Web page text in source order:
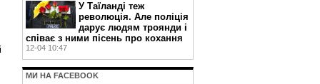
У Таїланді теж
революція. Але поліція
дарує людям троянди і
співає з ними пісень про кохання
12-04 10:47
МИ НА FACEBOOK